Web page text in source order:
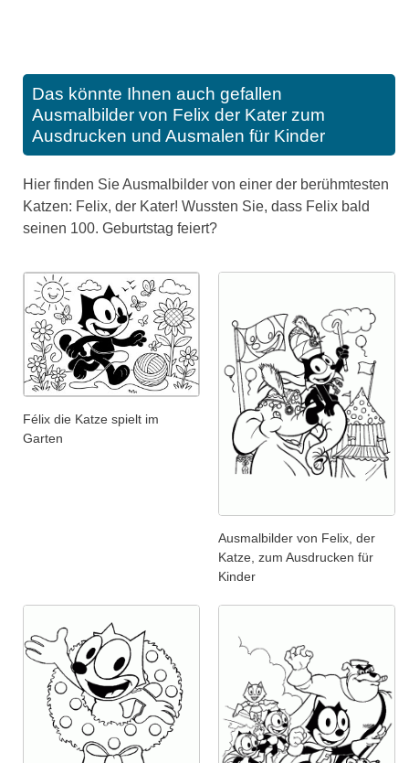
Das könnte Ihnen auch gefallen
Ausmalbilder von Felix der Kater zum
Ausdrucken und Ausmalen für Kinder
Hier finden Sie Ausmalbilder von einer der berühmtesten
Katzen: Felix, der Kater! Wussten Sie, dass Felix bald
seinen 100. Geburtstag feiert?
Félix die Katze spielt im
Garten
Ausmalbilder von Felix, der
Katze, zum Ausdrucken für
Kinder